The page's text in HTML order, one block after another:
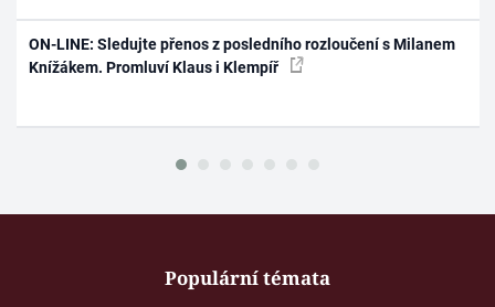
ON-LINE: Sledujte přenos z posledního rozloučení s Milanem
Knížákem. Promluví Klaus i Klempíř
Populární témata